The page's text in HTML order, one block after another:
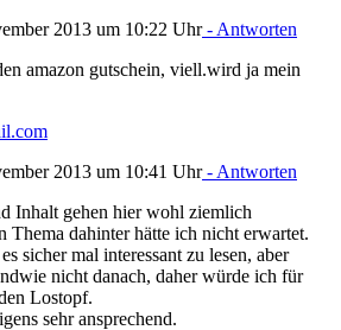
2013 um 10:22 Uhr- Antworten
amazon gutschein, viell.wird ja mein
2013 um 10:41 Uhr- Antworten
Inhalt gehen hier wohl ziemlich
Thema dahinter hätte ich nicht erwartet.
sicher mal interessant zu lesen, aber
nicht danach, daher würde ich für
Lostopf.
sehr ansprechend.